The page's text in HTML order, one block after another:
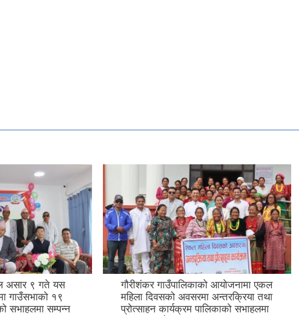
असार ९ गते यस
गाउँसभाको १९
सभाहलमा सम्पन्न
गौरीशंकर गाउँपालिकाको आयोजनामा एकल
महिला दिवसको अवसरमा अन्तरक्रिया तथा
प्रोत्साहन कार्यक्रम पालिकाको सभाहलमा